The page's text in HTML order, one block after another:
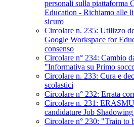
personali sulla piattaforma
Education - Richiamo alle
sicuro
Circolare n. 235: Utilizzo
Google Workspace for
consenso
Circolare n° 234: Cambio
"Informativa su Primo
Circolare n. 233: Cura e
scolastici
Circolare n° 232: Errata
Circolare n. 231:
candidature Job
Circolare n° 230: "Train to